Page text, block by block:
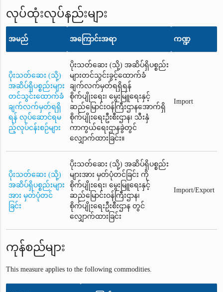
လုပ်ထုံးလုပ်နည်းများ
အမည် အကြောင်းအရာ ကဏ္ဍ
ပိုးသတ်ဆေး (သို့)
အဆိပ်ရှိပစ္စည်းများ
တင်သွင်းထောက်ခံ
ချက်လက်မှတ်ရရှိ
ရန် လုပ်ဆောင်ရမ
ည့်လုပ်ငန်းစဉ်များ
ပိုးသတ်ဆေး (သို့) အဆိပ်ရှိပစ္စည်း
များတင်သွင်းခွင့်ထောက်ခံ
ချက်လက်မှတ်ရရှိရန်
စိုက်ပျိုးရေး၊ မွေးမြူရေးနှင့်
ဆည်မြောင်းဝန်ကြီးဌာနအောက်ရှိ
စိုက်ပျိုးရေးဦးစီးဌာန၊ သီးနှံ
ကာကွယ်ရေးဌာနခွဲတွင်
လျှောက်ထားခြင်း။
Import
ပိုးသတ်ဆေး (သို့)
အဆိပ်ရှိပစ္စည်းများ
အား မှတ်ပုံတင်
ခြင်း
ပိုးသတ်ဆေး (သို့) အဆိပ်ရှိပစ္စည်း
များအား မှတ်ပုံတင်ခြင်း ကို
စိုက်ပျိုးရေး၊ မွေးမြူရေးနှင့်
ဆည်မြောင်းဝန်ကြီးဌာန၊
စိုက်ပျိုးရေးဦးစီးဌာန တွင်
လျှောက်ထားခြင်း
Import/Export
ကုန်စည်များ
This measure applies to the following commodities.